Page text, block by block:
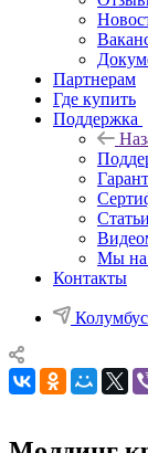
Партнерам
Где купить
Поддержка
Статьи
Мы на
Контакты
Колумбус